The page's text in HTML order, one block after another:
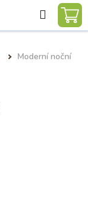
Hledat
Moderní noční